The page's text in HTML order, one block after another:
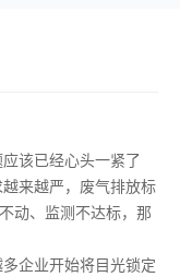
该已经心头一紧了
来越严，废气排放标
动、监测不达标，那
企业开始将目光锁定